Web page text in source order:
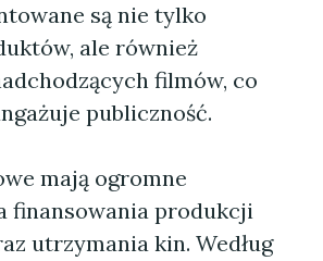
są nie tylko
ale również
filmów, co
publiczność.
mają ogromne
finansowania produkcji
utrzymania kin. Według